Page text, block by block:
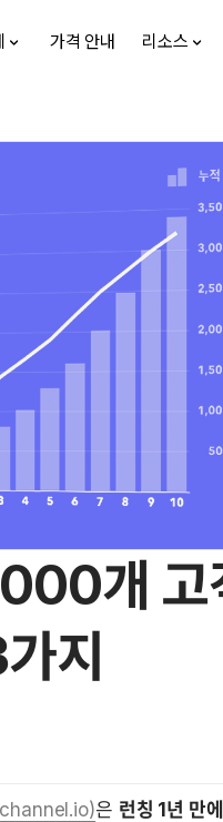
가격 안내 리소스
개 고
지
은 런칭 1년 만